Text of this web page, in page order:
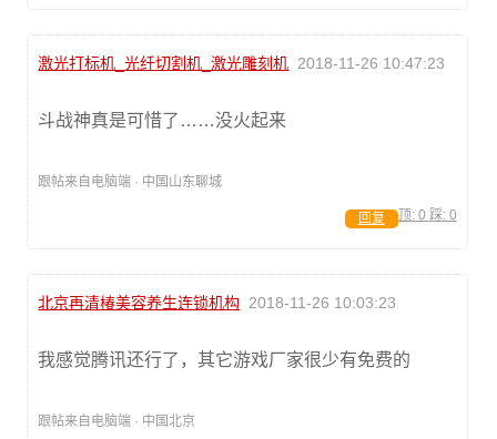
激光打标机_光纤切割机_激光雕刻机 2018-11-26 10:47:23
斗战神真是可惜了……没火起来
跟帖来自电脑端 · 中国山东聊城
顶: 0 踩: 0
回复
北京再清椿美容养生连锁机构 2018-11-26 10:03:23
我感觉腾讯还行了，其它游戏厂家很少有免费的
跟帖来自电脑端 · 中国北京